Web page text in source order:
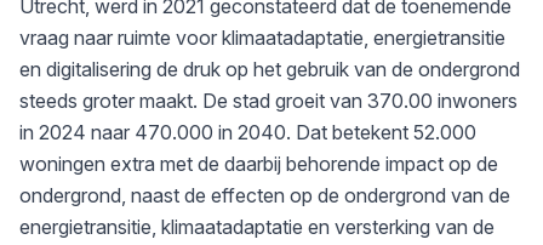
Utrecht, werd in 2021 geconstateerd dat de toenemende
vraag naar ruimte voor klimaatadaptatie, energietransitie
en digitalisering de druk op het gebruik van de ondergrond
steeds groter maakt. De stad groeit van 370.00 inwoners
in 2024 naar 470.000 in 2040. Dat betekent 52.000
woningen extra met de daarbij behorende impact op de
ondergrond, naast de effecten op de ondergrond van de
energietransitie, klimaatadaptatie en versterking van de